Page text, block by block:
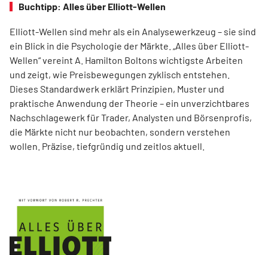
Buchtipp: Alles über Elliott-Wellen
Elliott-Wellen sind mehr als ein Analysewerkzeug – sie sind
ein Blick in die Psychologie der Märkte. „Alles über Elliott-
Wellen“ vereint A. Hamilton Boltons wichtigste Arbeiten
und zeigt, wie Preisbewegungen zyklisch entstehen.
Dieses Standardwerk erklärt Prinzipien, Muster und
praktische Anwendung der Theorie – ein unverzichtbares
Nachschlagewerk für Trader, Analysten und Börsenprofis,
die Märkte nicht nur beobachten, sondern verstehen
wollen. Präzise, tiefgründig und zeitlos aktuell.